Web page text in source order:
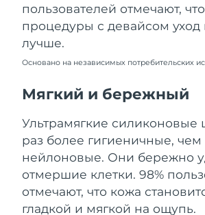
пользователей отмечают,
процедуры с девайсом уход
лучше.
Основано на независимых потребительских
Мягкий и бережный
Ультрамягкие силиконовые
раз более гигиеничные, чем
нейлоновые. Они бережно
отмершие клетки. 98%
отмечают, что кожа
гладкой и мягкой на ощупь.
Реюньон
Румыния
Россия
Саудовская Аравия
Сингапур